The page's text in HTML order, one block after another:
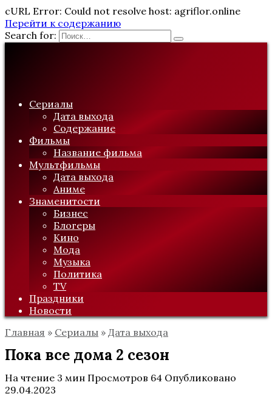
cURL Error: Could not resolve host: agriflor.online
Перейти к содержанию
Search for:
Сериалы
Дата выхода
Содержание
Фильмы
Название фильма
Мультфильмы
Дата выхода
Аниме
Знаменитости
Бизнес
Блогеры
Кино
Мода
Музыка
Политика
TV
Праздники
Новости
Главная » Сериалы » Дата выхода
Пока все дома 2 сезон
На чтение 3 мин Просмотров 64 Опубликовано
29.04.2023